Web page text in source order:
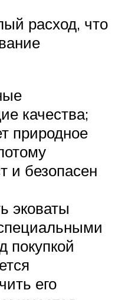
расход, что
качества;
природное
и безопасен
эковаты
покупкой
его